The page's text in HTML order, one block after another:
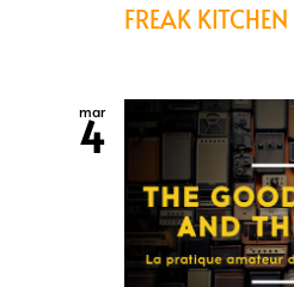
FREAK KITCHEN
mar
4